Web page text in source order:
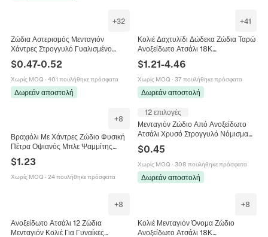
+32
Ζώδια Αστερισμός Μενταγιόν
Χάντρες Στρογγυλό Γυαλισμένο
Ανοξείδωτο Ατσάλι Σύμβολα Για
Κατασκευή Κοσμημάτων DIY
$0.47-0.52
Χωρίς MOQ · 401 πουλήθηκε πρόσφατα
Δωρεάν αποστολή
+41
Κολιέ Δαχτυλίδι Δώδεκα Ζώδια Ταρώ
Ανοξείδωτο Ατσάλι 18Κ
Επιχρυσωμένο Ρυθμιζόμενο Ζιργκόν
Vintage Κοσμήματα Γυναικεία
$1.21-4.46
Χωρίς MOQ · 37 πουλήθηκε πρόσφατα
Δωρεάν αποστολή
+8
Βραχιόλι Με Χάντρες Ζώδιο Φυσική
Πέτρα Οψιανός Μπλε Ψαμμίτης
Κρύσταλλο Αστέρι Κόσμημα
Αστερισμός Για Γυναίκες Άνδρες
$1.23
Χωρίς MOQ · 24 πουλήθηκε πρόσφατα
12 επιλογές
Μενταγιόν Ζώδιο Από Ανοξείδωτο
Ατσάλι Χρυσό Στρογγυλό Νόμισμα
Διπλής Όψης Ανάγλυφο Ζώδιο
Αξεσουάρ Κατασκευής Κοσμημάτων
DIY
$0.45
Χωρίς MOQ · 308 πουλήθηκε πρόσφατα
Δωρεάν αποστολή
+8
Ανοξείδωτο Ατσάλι 12 Ζώδια
Μενταγιόν Κολιέ Για Γυναίκες
+8
Κολιέ Μενταγιόν Όνομα Ζώδιο
Ανοξείδωτο Ατσάλι 18Κ